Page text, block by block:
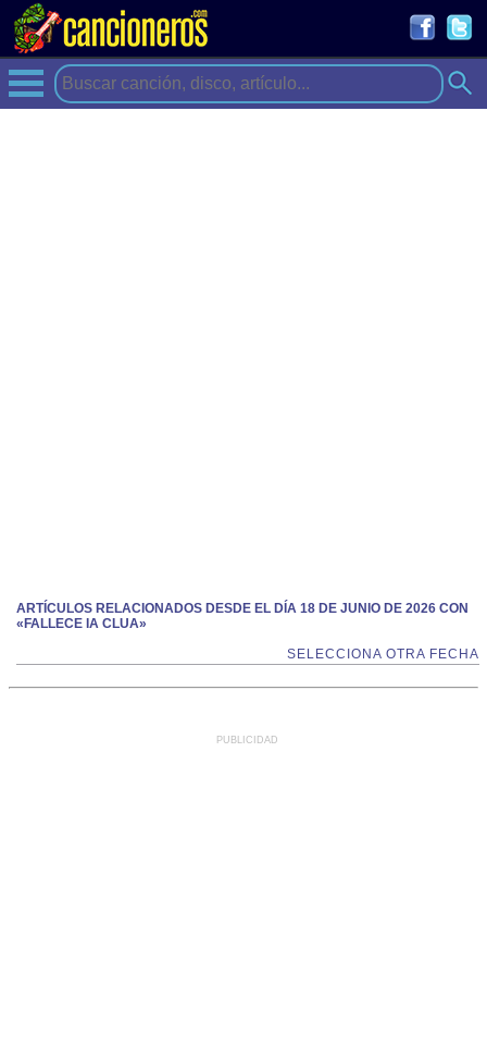
ARTÍCULOS RELACIONADOS DESDE EL DÍA 18 DE JUNIO DE 2026 CON
«FALLECE IA CLUA»
SELECCIONA OTRA FECHA
PUBLICIDAD